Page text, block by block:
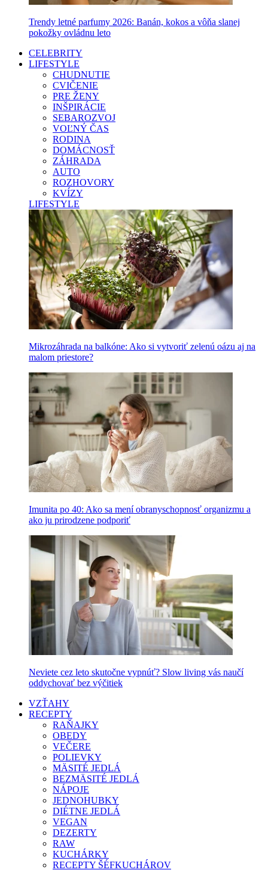
Trendy letné parfumy 2026: Banán, kokos a vôňa slanej
pokožky ovládnu leto
CELEBRITY
LIFESTYLE
CHUDNUTIE
CVIČENIE
PRE ŽENY
INŠPIRÁCIE
SEBAROZVOJ
VOĽNÝ ČAS
RODINA
DOMÁCNOSŤ
ZÁHRADA
AUTO
ROZHOVORY
KVÍZY
LIFESTYLE
Mikrozáhrada na balkóne: Ako si vytvoriť zelenú oázu aj na
malom priestore?
Imunita po 40: Ako sa mení obranyschopnosť organizmu a
ako ju prirodzene podporiť
Neviete cez leto skutočne vypnúť? Slow living vás naučí
oddychovať bez výčitiek
VZŤAHY
RECEPTY
RAŇAJKY
OBEDY
VEČERE
POLIEVKY
MÄSITÉ JEDLÁ
BEZMÄSITÉ JEDLÁ
NÁPOJE
JEDNOHUBKY
DIÉTNE JEDLÁ
VEGAN
DEZERTY
RAW
KUCHÁRKY
RECEPTY ŠÉFKUCHÁROV